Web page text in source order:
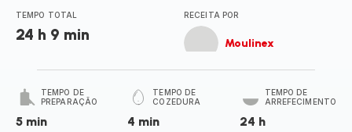
TEMPO TOTAL
24 h 9 min
RECEITA POR
Moulinex
TEMPO DE
PREPARAÇÃO
5 min
TEMPO DE
COZEDURA
4 min
TEMPO DE
ARREFECIMENTO
24 h